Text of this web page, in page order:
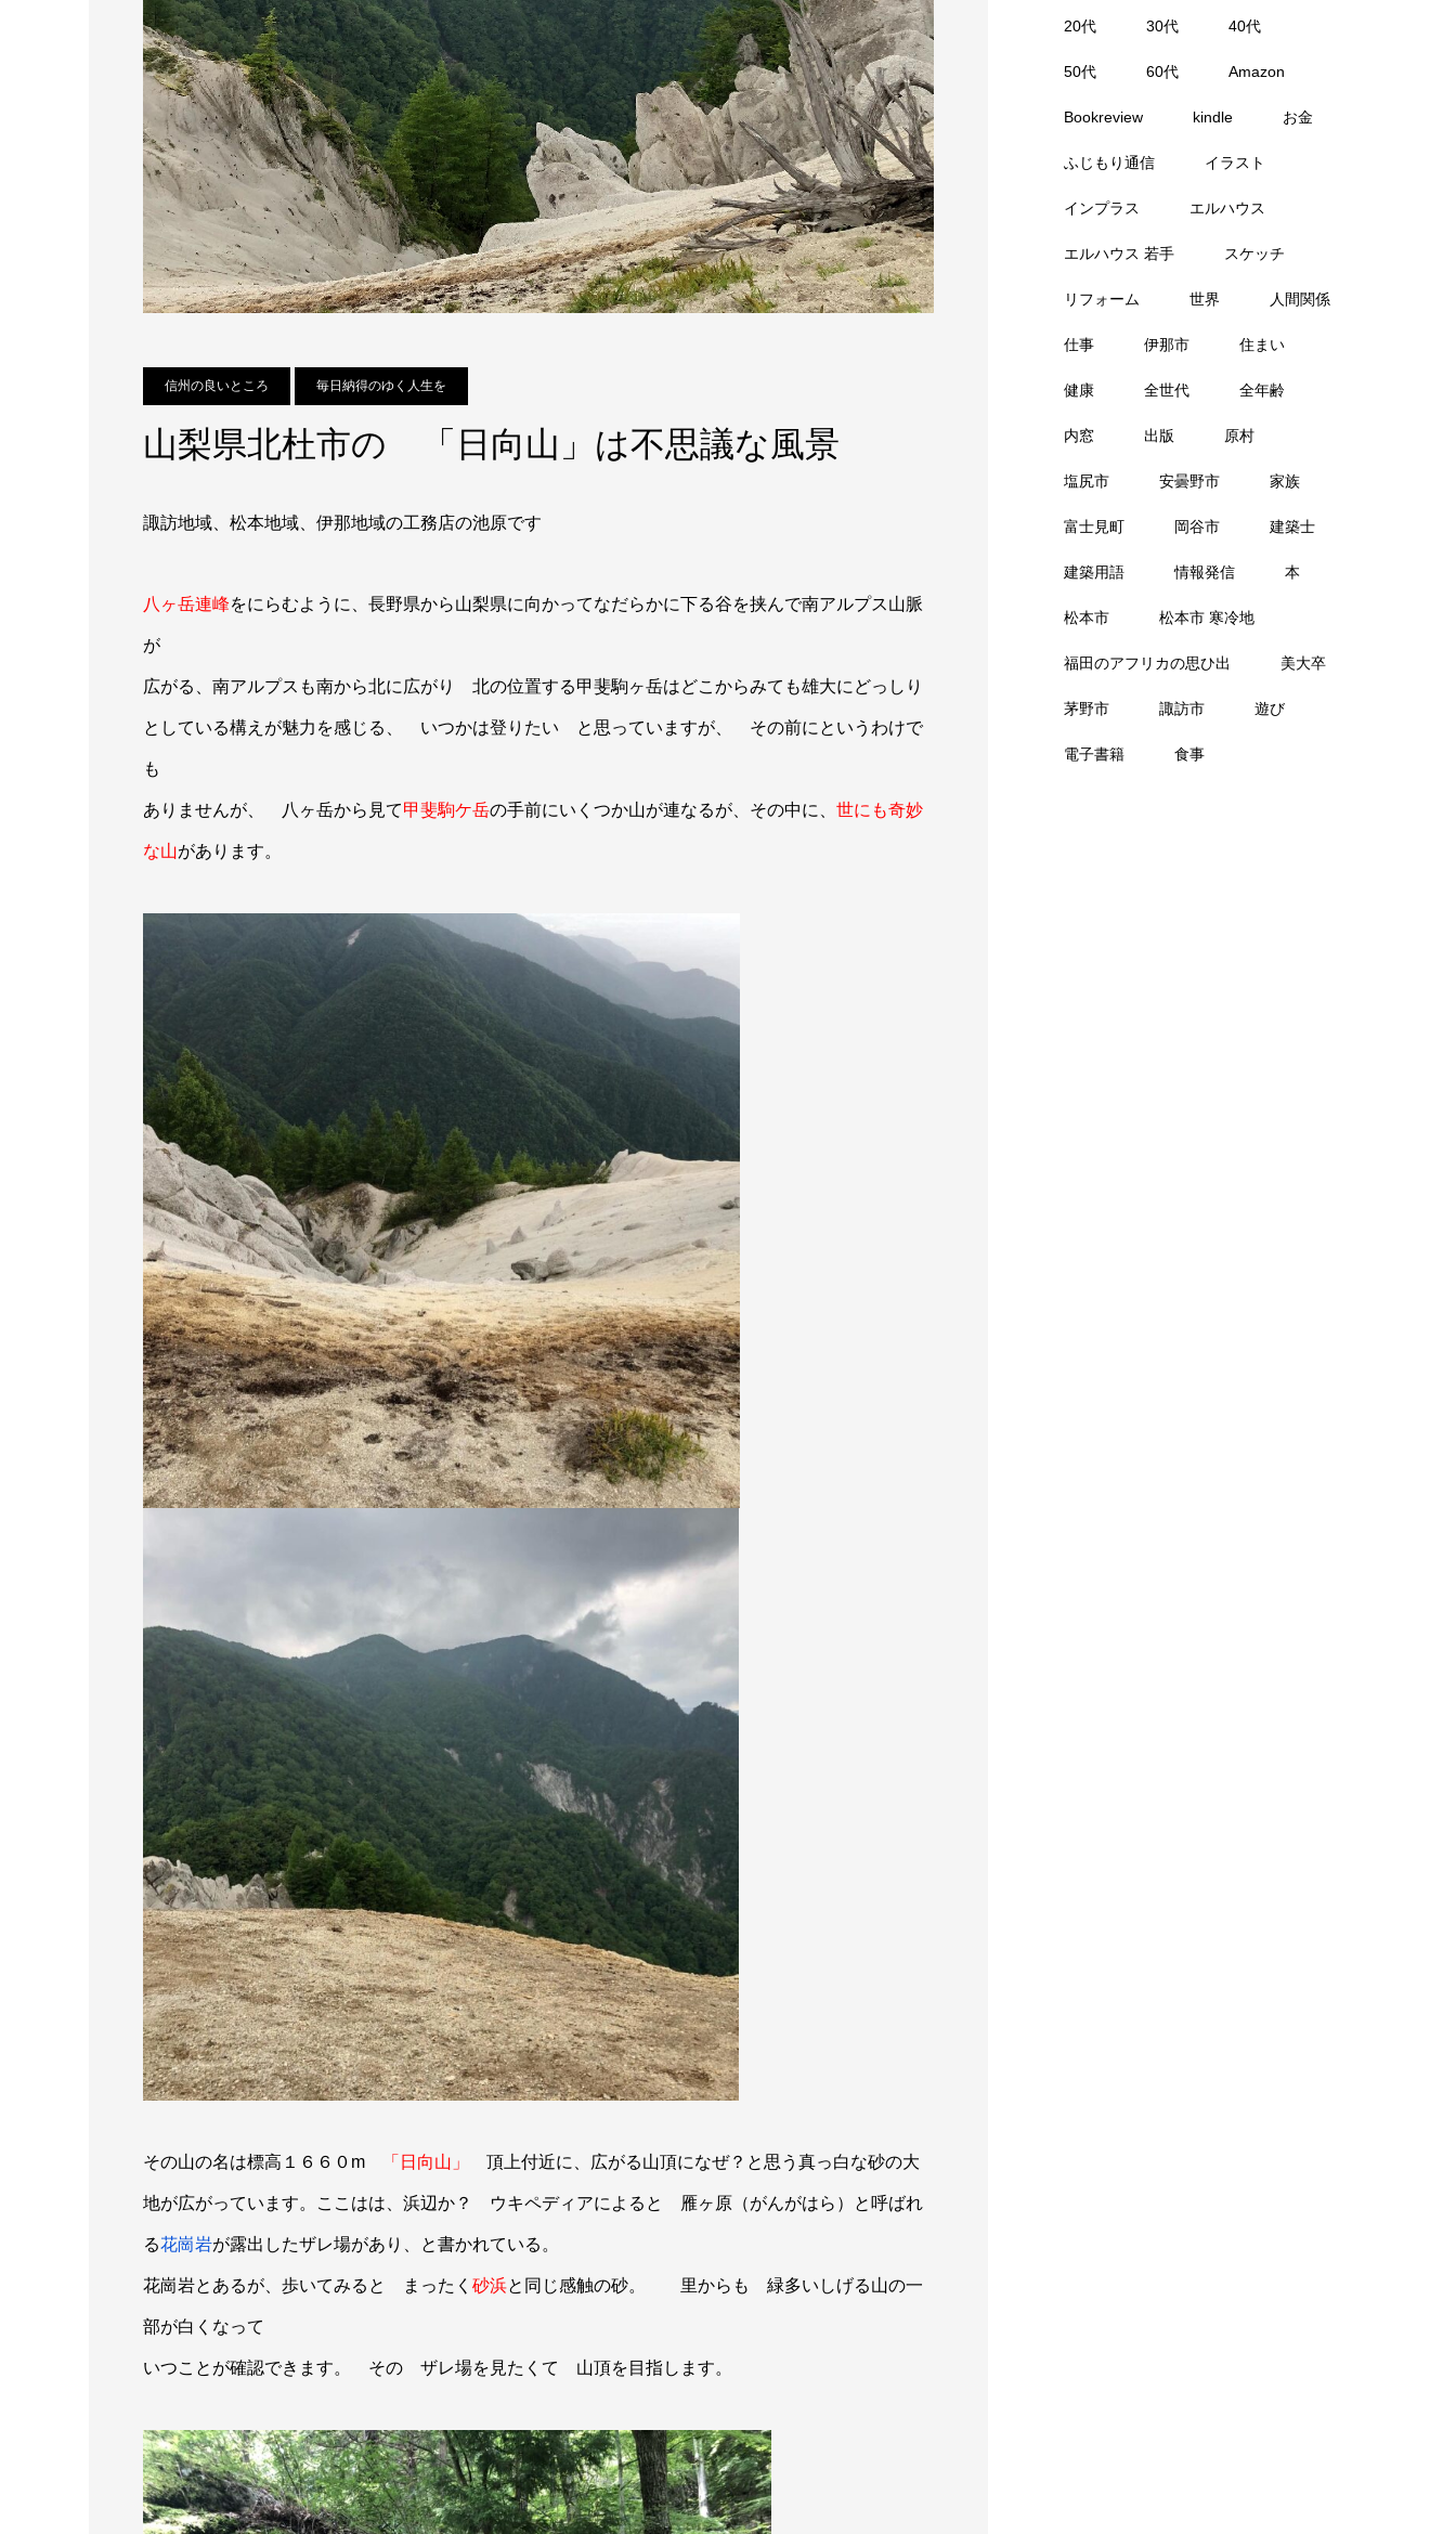
信州の良いところ 毎日納得のゆく人生を
山梨県北杜市の 「日向山」は不思議な風景
諏訪地域、松本地域、伊那地域の工務店の池原です
八ヶ岳連峰をにらむように、長野県から山梨県に向かってなだらかに下る谷を挟んで南アルプス山脈
が
広がる、南アルプスも南から北に広がり 北の位置する甲斐駒ヶ岳はどこからみても雄大にどっしり
としている構えが魅力を感じる、 いつかは登りたい と思っていますが、 その前にというわけで
も
ありませんが、 八ヶ岳から見て甲斐駒ケ岳の手前にいくつか山が連なるが、その中に、 世にも奇妙
な山があります。
その山の名は標高１６６０m 「日向山」 頂上付近に、広がる山頂になぜ？と思う真っ白な砂の大
地が広がっています。ここはは、浜辺か？ ウキペディアによると 雁ヶ原（がんがはら）と呼ばれ
る花崗岩が露出したザレ場があり、と書かれている。
花崗岩とあるが、歩いてみると まったく 砂浜と同じ感触の砂。 里からも 緑多いしげる山の一
部が白くなって
いつことが確認できます。 その ザレ場を見たくて 山頂を目指します。
20代 30代 40代
50代 60代 Amazon
Bookreview kindle お金
ふじもり通信 イラスト
インプラス エルハウス
エルハウス 若手 スケッチ
リフォーム 世界 人間関係
仕事 伊那市 住まい
健康 全世代 全年齢
内窓 出版 原村
塩尻市 安曇野市 家族
富士見町 岡谷市 建築士
建築用語 情報発信 本
松本市 松本市 寒冷地
福田のアフリカの思ひ出 美大卒
茅野市 諏訪市 遊び
電子書籍 食事